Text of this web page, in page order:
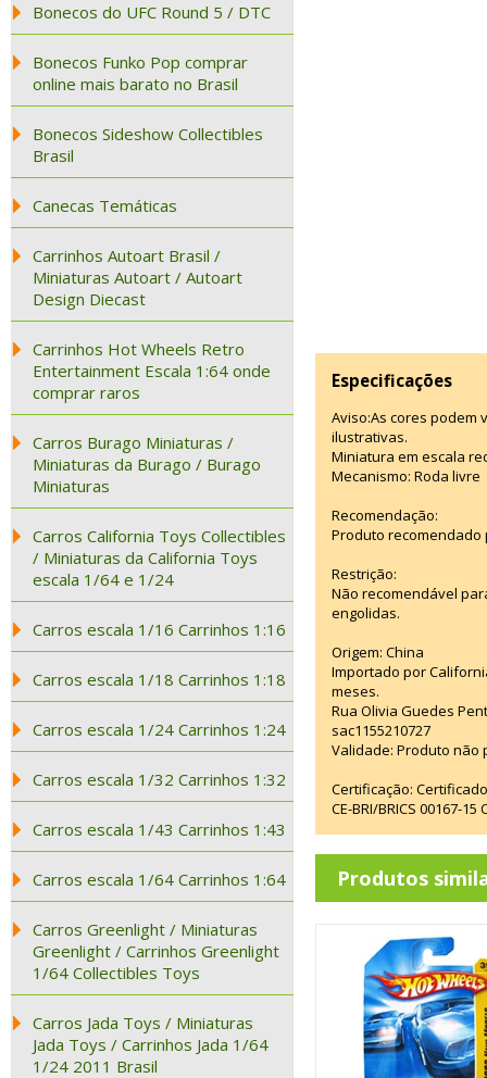
Bonecos do UFC Round 5 / DTC
Bonecos Funko Pop comprar
online mais barato no Brasil
Bonecos Sideshow Collectibles
Brasil
Canecas Temáticas
Carrinhos Autoart Brasil /
Miniaturas Autoart / Autoart
Design Diecast
Carrinhos Hot Wheels Retro
Entertainment Escala 1:64 onde
comprar raros
Carros Burago Miniaturas /
Miniaturas da Burago / Burago
Miniaturas
Carros California Toys Collectibles
/ Miniaturas da California Toys
escala 1/64 e 1/24
Carros escala 1/16 Carrinhos 1:16
Carros escala 1/18 Carrinhos 1:18
Carros escala 1/24 Carrinhos 1:24
Carros escala 1/32 Carrinhos 1:32
Carros escala 1/43 Carrinhos 1:43
Carros escala 1/64 Carrinhos 1:64
Carros Greenlight / Miniaturas
Greenlight / Carrinhos Greenlight
1/64 Collectibles Toys
Carros Jada Toys / Miniaturas
Jada Toys / Carrinhos Jada 1/64
1/24 2011 Brasil
Especificações
Aviso:As cores podem
ilustrativas.
Miniatura em escala
Mecanismo: Roda livre
Recomendação:
Produto recomendado
Restrição:
Não recomendável
engolidas.
Origem: China
Importado por
meses.
Rua Olivia Guedes
sac1155210727
Validade: Produto não
Certificação:
CE-BRI/BRICS 00167-
Produtos